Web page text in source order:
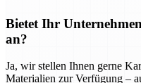
Bietet Ihr
an?
Ja, wir stellen Ihnen gerne
Materialien zur Verfügung –